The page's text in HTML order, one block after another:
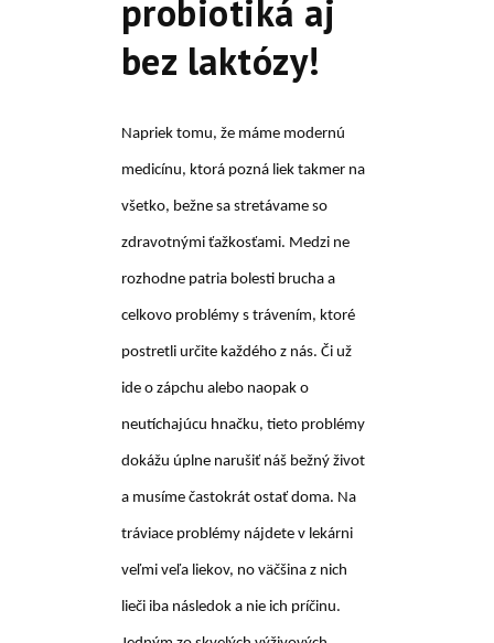
probiotiká aj
bez laktózy!
Napriek tomu, že máme modernú
medicínu, ktorá pozná liek takmer na
všetko, bežne sa stretávame so
zdravotnými ťažkosťami. Medzi ne
rozhodne patria bolesti brucha a
celkovo problémy s trávením, ktoré
postretli určite každého z nás. Či už
ide o zápchu alebo naopak o
neutíchajúcu hnačku, tieto problémy
dokážu úplne narušiť náš bežný život
a musíme častokrát ostať doma. Na
tráviace problémy nájdete v lekárni
veľmi veľa liekov, no väčšina z nich
lieči iba následok a nie ich príčinu.